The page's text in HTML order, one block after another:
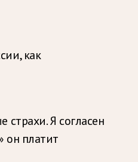
как
Я согласен
он платит